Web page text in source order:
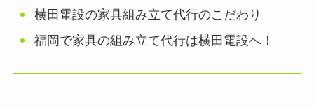
横田電設の家具組み立て代行のこだわり
福岡で家具の組み立て代行は横田電設へ！